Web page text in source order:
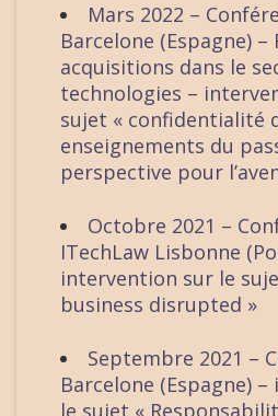
Mars 2022 –
Barcelone (Espagne) –
acquisitions dans le
technologies –
sujet « confidentialité
enseignements du
perspective pour
Octobre 2021 –
ITechLaw Lisbonne
intervention sur le
business disrupted »
Septembre 2021 –
Barcelone (Espagne)